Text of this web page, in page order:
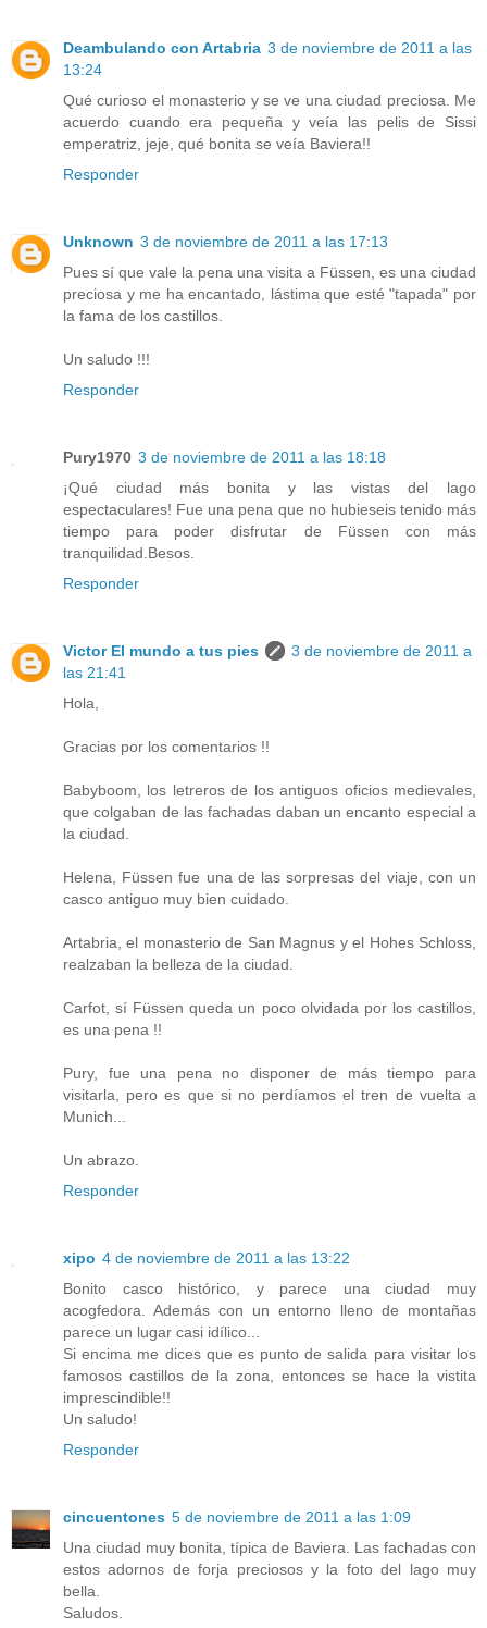
Deambulando con Artabria 3 de noviembre de 2011 a las
13:24
Qué curioso el monasterio y se ve una ciudad preciosa. Me
acuerdo cuando era pequeña y veía las pelis de Sissi
emperatriz, jeje, qué bonita se veía Baviera!!
Responder
Unknown 3 de noviembre de 2011 a las 17:13
Pues sí que vale la pena una visita a Füssen, es una ciudad
preciosa y me ha encantado, lástima que esté "tapada" por
la fama de los castillos.
Un saludo !!!
Responder
Pury1970 3 de noviembre de 2011 a las 18:18
¡Qué ciudad más bonita y las vistas del lago
espectaculares! Fue una pena que no hubieseis tenido más
tiempo para poder disfrutar de Füssen con más
tranquilidad.Besos.
Responder
Victor El mundo a tus pies
3 de noviembre de 2011 a
las 21:41
Hola,
Gracias por los comentarios !!
Babyboom, los letreros de los antiguos oficios medievales,
que colgaban de las fachadas daban un encanto especial a
la ciudad.
Helena, Füssen fue una de las sorpresas del viaje, con un
casco antiguo muy bien cuidado.
Artabria, el monasterio de San Magnus y el Hohes Schloss,
realzaban la belleza de la ciudad.
Carfot, sí Füssen queda un poco olvidada por los castillos,
es una pena !!
Pury, fue una pena no disponer de más tiempo para
visitarla, pero es que si no perdíamos el tren de vuelta a
Munich...
Un abrazo.
Responder
xipo 4 de noviembre de 2011 a las 13:22
Bonito casco histórico, y parece una ciudad muy
acogfedora. Además con un entorno lleno de montañas
parece un lugar casi idílico...
Si encima me dices que es punto de salida para visitar los
famosos castillos de la zona, entonces se hace la vistita
imprescindible!!
Un saludo!
Responder
cincuentones 5 de noviembre de 2011 a las 1:09
Una ciudad muy bonita, típica de Baviera. Las fachadas con
estos adornos de forja preciosos y la foto del lago muy
bella.
Saludos.